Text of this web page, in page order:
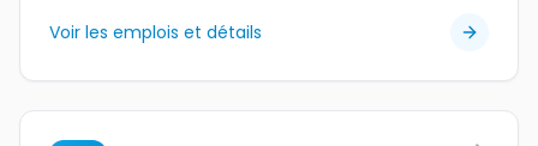
Voir les emplois et détails